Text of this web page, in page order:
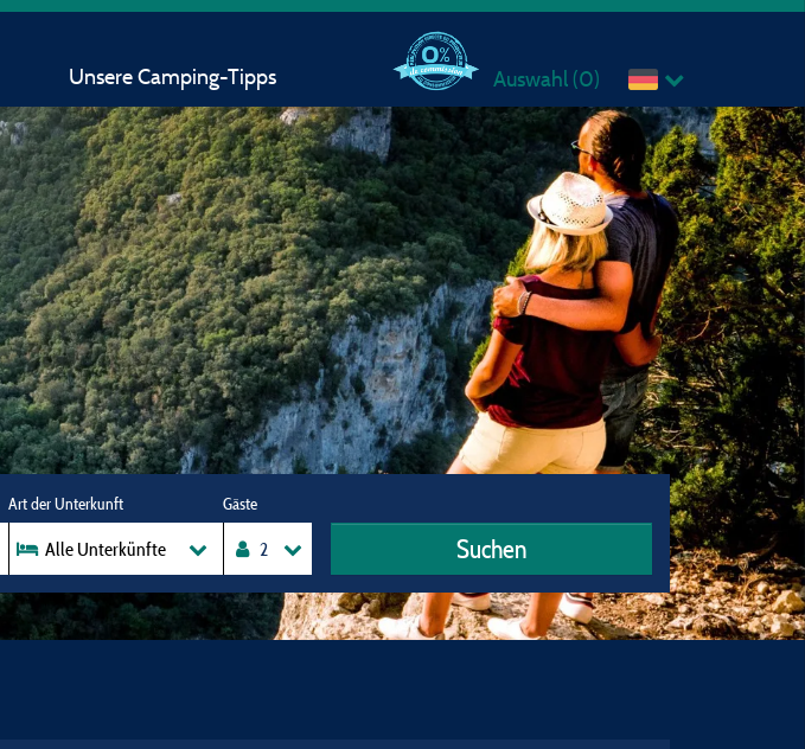
Unsere Camping-Tipps Auswahl (0)
Art der Unterkunft
Alle Unterkünfte
Gäste
Suchen